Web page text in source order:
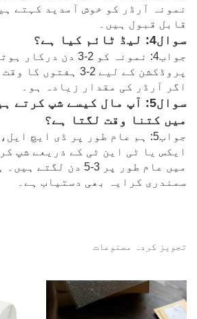
نمونہ آرڈر کو خوش آمدید کہتے
قابل قبول ہیں۔
سوال4: لیڈ ٹائم کیا ہے؟
جواب4: نمونہ کو 2-3 دن
پروڈکشن کے لیے 2-3
اگر آرڈر کی مقدار زیادہ ہو۔
سوال5: آپ مال کیسے شپ
میں کتنا وقت لگتا ہے؟
جواب5: ہم عام طور پر ڈی ایچ
ایکس یا ٹی این ٹی کے ذریعے شپ
میں عام طور پر 3-5 دن
سمندری کرایہ بھی دستیاب ہے۔
تجویز کردہ مصنوعات